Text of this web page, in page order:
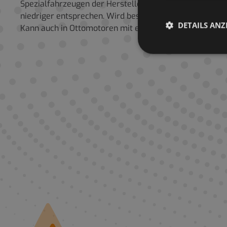
Spezialfahrzeugen der Hersteller aus Europa,
niedriger entsprechen. Wird besonders für schwere
Kann auch in Ottomotoren mit erforderlicherDETAILS